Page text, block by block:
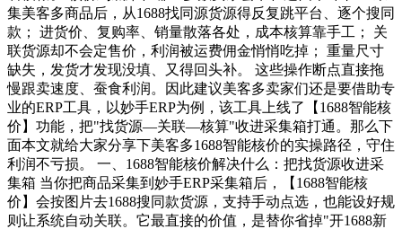
集美客多商品后，从1688找同源货源得反复跳平台、逐个搜同
款； 进货价、复购率、销量散落各处，成本核算靠手工； 关
联货源却不会定售价，利润被运费佣金悄悄吃掉； 重量尺寸
缺失，发货才发现没填、又得回头补。 这些操作断点直接拖
慢跟卖速度、蚕食利润。因此建议美客多卖家们还是要借助专
业的ERP工具，以妙手ERP为例，该工具上线了【1688智能核
价】功能，把"找货源—关联—核算"收进采集箱打通。那么下
面本文就给大家分享下美客多1688智能核价的实操路径，守住
利润不亏损。 一、1688智能核价解决什么：把找货源收进采
集箱 当你把商品采集到妙手ERP采集箱后，【1688智能核
价】会按图片去1688搜同款货源，支持手动点选，也能设好规
则让系统自动关联。它最直接的价值，是替你省掉"开1688新